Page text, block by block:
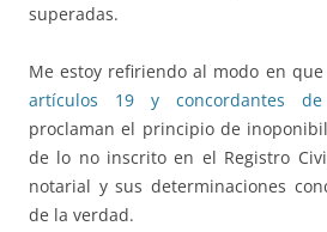
superadas.
Me estoy refiriendo al modo en
artículos 19 y concordantes
proclaman el principio de
de lo no inscrito en el Registro
notarial y sus determinaciones
de la verdad.